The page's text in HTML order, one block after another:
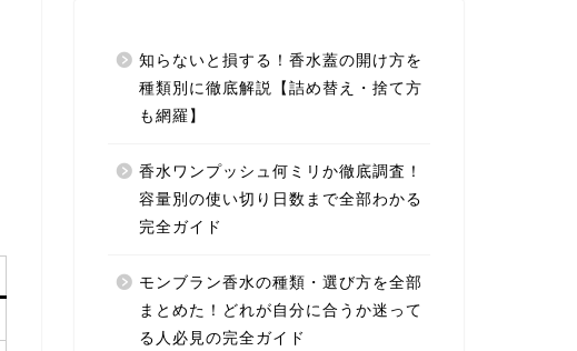
知らないと損する！香水蓋の開け方を
種類別に徹底解説【詰め替え・捨て方
も網羅】
香水ワンプッシュ何ミリか徹底調査！
容量別の使い切り日数まで全部わかる
完全ガイド
モンブラン香水の種類・選び方を全部
まとめた！どれが自分に合うか迷って
る人必見の完全ガイド